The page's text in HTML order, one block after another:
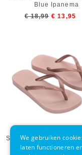
Blue Ipanema
€ 18,99 € 13,95
Slipper Ipanema Kids
Colors Pink
We gebruiken
laten functioneren